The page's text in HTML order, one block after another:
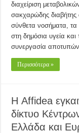
διαχείριση
σακχαρώδης διαβήτης
σύνθετα νοσήματα, τα
στη δημόσια υγεία
συνεργασία
Περισσότερα »
Η Affidea
δίκτυο
Ελλάδα και